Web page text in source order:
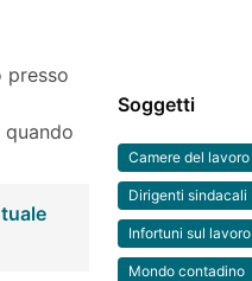
presso
Soggetti
Camere del lavoro
Dirigenti sindacali
Infortuni sul lavoro
Mondo contadino